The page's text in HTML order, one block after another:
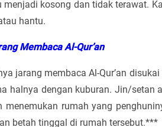
kosong dan tidak terawat.
hantu.
Membaca Al-Qur’an
jarang membaca Al-Qur’an
halnya dengan kuburan. Jin/setan
menemukan rumah yang
betah tinggal di rumah tersebut.***